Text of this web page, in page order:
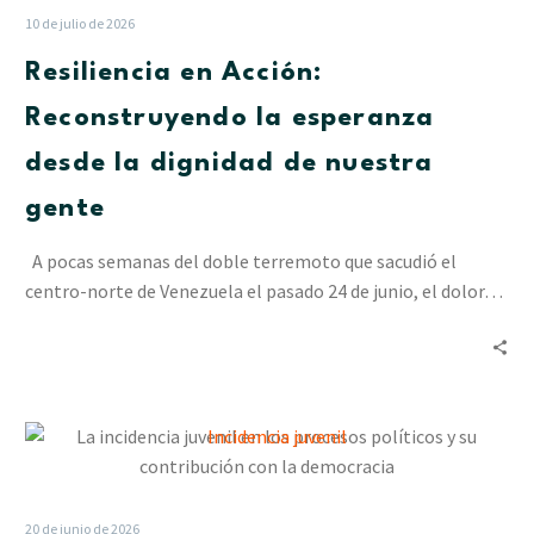
10 de julio de 2026
Resiliencia en Acción:
Reconstruyendo la esperanza
desde la dignidad de nuestra
gente
A pocas semanas del doble terremoto que sacudió el
centro-norte de Venezuela el pasado 24 de junio, el dolor…
La
incidencia
20 de junio de 2026